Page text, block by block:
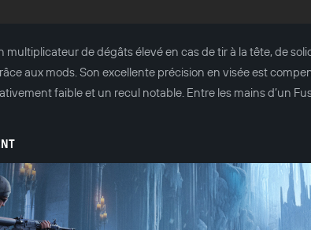
multiplicateur de dégâts élevé en cas de tir à la tête, de
aux mods. Son excellente précision en visée est
faible et un recul notable. Entre les mains d’un